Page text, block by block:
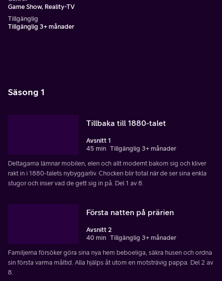
Game Show, Reality-TV
Tillgänglig
Tillgänglig 3+ månader
Säsong 1
Tillbaka till 1880-talet
Avsnitt 1
45 min Tillgänglig 3+ månader
Deltagarna lämnar mobilen, elen och allt modernt bakom sig och kliver
rakt in i 1880-talets nybyggarliv. Chocken blir total när de ser sina enkla
stugor och inser vad de gett sig in på. Del 1 av 8.
Första natten på prärien
Avsnitt 2
40 min Tillgänglig 3+ månader
Familjerna försöker göra sina nya hem beboeliga, säkra husen och ordna
sin första varma måltid. Alla hjälps åt utom en motsträvig pappa. Del 2 av
8.